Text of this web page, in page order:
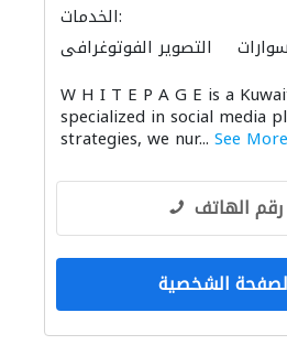
الخدمات:
التصوير الفوتوغرافي
W H I T E P A G E is a
specialized in social media
strategies, we nur... See More
الهاتف
الشخصية